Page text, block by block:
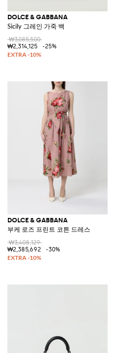
DOLCE & GABBANA
Sicily 그레인 가죽 백
₩3,085,500
₩2,314,125
-25%
DOLCE & GABBANA
부케 로즈 프린트 코튼 드레스
₩3,408,129
₩2,385,692
-30%